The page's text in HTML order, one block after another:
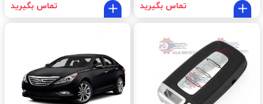
تماس بگیرید تماس بگیرید